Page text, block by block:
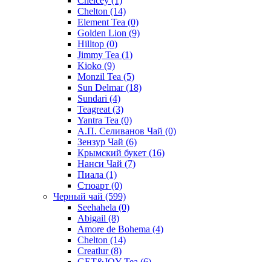
Chelton (14)
Element Tea (0)
Golden Lion (9)
Hilltop (0)
Jimmy Tea (1)
Kioko (9)
Monzil Tea (5)
Sun Delmar(18)
Sundari (4)
Teagreat (3)
Yantra Tea (0)
А.П. Селиванов Чай (0)
Зензур Чай (6)
Крымский букет (16)
Нанси Чай (7)
Пиала (1)
Стюарт (0)
Черный чай (599)
Seehahela (0)
Abigail (8)
Amore de Bohema (4)
Chelton (14)
Creatlur(8)